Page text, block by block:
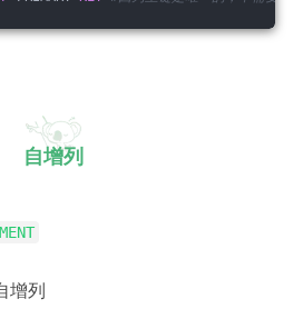
自增列
增列